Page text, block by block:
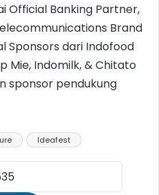
Official Banking Partner,
Brand
Sponsors dari Indofood
Mie, Indomilk, & Chitato
sponsor pendukung
Ideafest